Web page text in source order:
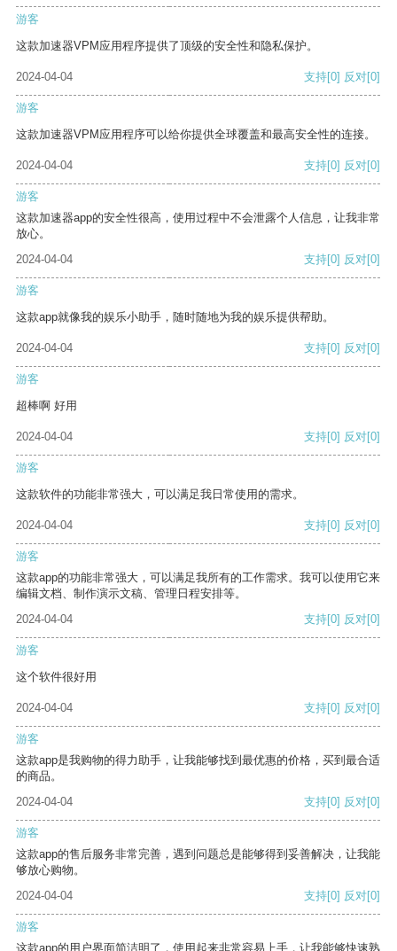
游客
这款加速器VPM应用程序提供了顶级的安全性和隐私保护。
2024-04-04 支持[0] 反对[0]
游客
这款加速器VPM应用程序可以给你提供全球覆盖和最高安全性的连接。
2024-04-04 支持[0] 反对[0]
游客
这款加速器app的安全性很高，使用过程中不会泄露个人信息，让我非常
放心。
2024-04-04
支持[0] 反对[0]
游客
这款app就像我的娱乐小助手，随时随地为我的娱乐提供帮助。
2024-04-04 支持[0] 反对[0]
游客
超棒啊 好用
2024-04-04 支持[0] 反对[0]
游客
这款软件的功能非常强大，可以满足我日常使用的需求。
2024-04-04 支持[0] 反对[0]
游客
这款app的功能非常强大，可以满足我所有的工作需求。我可以使用它来
编辑文档、制作演示文稿、管理日程安排等。
2024-04-04
支持[0] 反对[0]
游客
这个软件很好用
2024-04-04 支持[0] 反对[0]
游客
这款app是我购物的得力助手，让我能够找到最优惠的价格，买到最合适
的商品。
2024-04-04
支持[0] 反对[0]
游客
这款app的售后服务非常完善，遇到问题总是能够得到妥善解决，让我能
够放心购物。
2024-04-04
支持[0] 反对[0]
游客
这款app的用户界面简洁明了，使用起来非常容易上手，让我能够快速熟